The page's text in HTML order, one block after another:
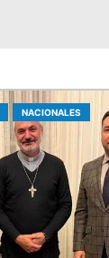
NACIONALES